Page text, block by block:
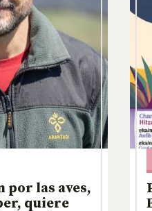
por las aves,
quiere